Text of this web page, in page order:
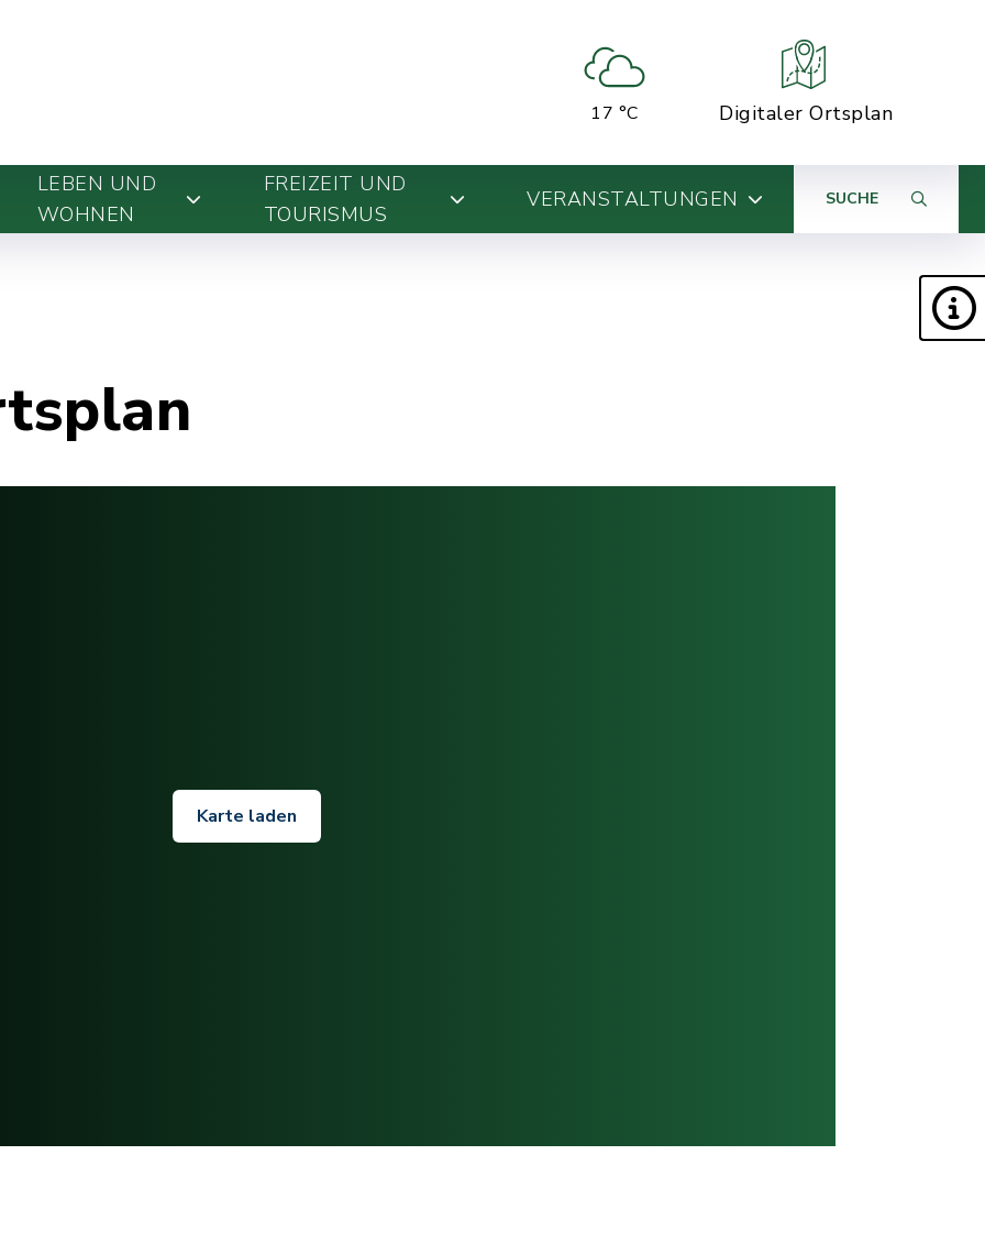
17 °C Digitaler Ortsplan
LEBEN UND
WOHNEN
FREIZEIT UND
TOURISMUS
VERANSTALTUNGEN SUCHE
Karte laden